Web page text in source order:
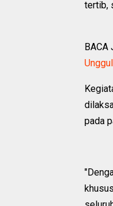
tertib,
BACA
Unggul
pada